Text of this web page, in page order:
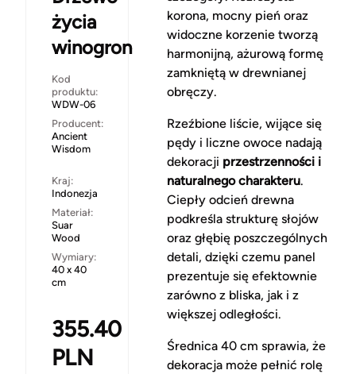
życia
winogron
Kod
produktu:
WDW-06
Producent:
Ancient
Wisdom
Kraj:
Indonezja
Materiał:
Suar
Wood
Wymiary:
40 x 40
cm
355.40
PLN
korona, mocny pień oraz
widoczne korzenie tworzą
harmonijną, ażurową formę
zamkniętą w drewnianej
obręczy.
Rzeźbione liście, wijące się
pędy i liczne owoce nadają
dekoracji przestrzenności i
naturalnego charakteru.
Ciepły odcień drewna
podkreśla strukturę słojów
oraz głębię poszczególnych
detali, dzięki czemu panel
prezentuje się efektownie
zarówno z bliska, jak i z
większej odległości.
Średnica 40 cm sprawia, że
dekoracja może pełnić rolę